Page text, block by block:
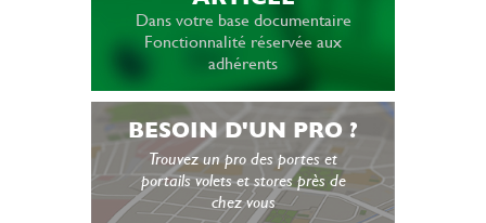
Dans votre base documentaire
Fonctionnalité réservée aux
adhérents
BESOIN D'UN PRO ?
Trouvez un pro des portes et
portails volets et stores près de
chez vous